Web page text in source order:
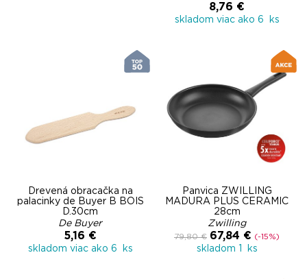
8,76 €
skladom viac ako 6 ks
Drevená obracačka na
palacinky de Buyer B BOIS
D.30cm
De Buyer
5,16 €
skladom viac ako 6 ks
Panvica ZWILLING
MADURA PLUS CERAMIC
28cm
Zwilling
79,80 € 67,84 € (-15%)
skladom 1 ks